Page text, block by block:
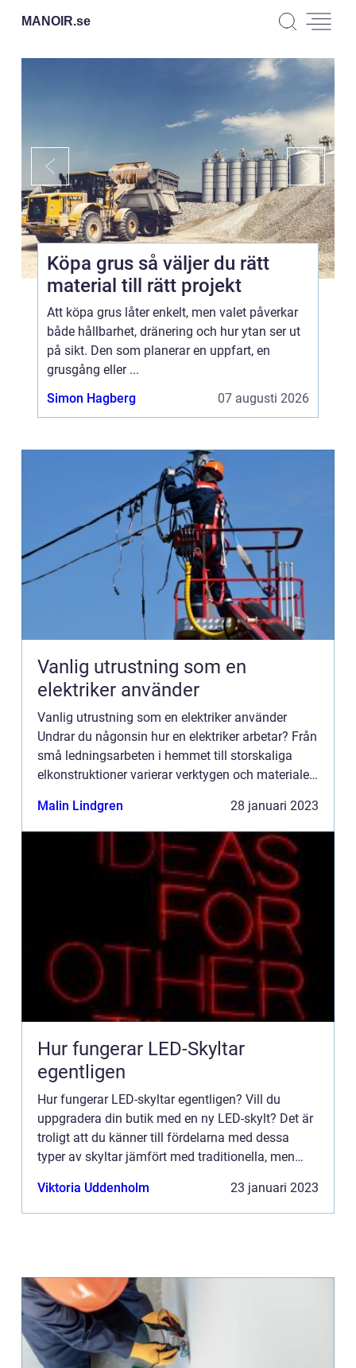
MANOIR.se
Köpa grus så väljer du rätt
material till rätt projekt
Att köpa grus låter enkelt, men valet påverkar
både hållbarhet, dränering och hur ytan ser ut
på sikt. Den som planerar en uppfart, en
grusgång eller ...
Simon Hagberg
07 augusti 2026
Vanlig utrustning som en
elektriker använder
Vanlig utrustning som en elektriker använder
Undrar du någonsin hur en elektriker arbetar? Från
små ledningsarbeten i hemmet till storskaliga
elkonstruktioner varierar verktygen och materialen
Malin Lindgren 28 januari 2023
Hur fungerar LED-Skyltar
egentligen
Hur fungerar LED-skyltar egentligen? Vill du
uppgradera din butik med en ny LED-skylt? Det är
troligt att du känner till fördelarna med dessa
typer av skyltar jämfört med traditionella, men
skyltalternativ? H...
Viktoria Uddenholm 23 januari 2023